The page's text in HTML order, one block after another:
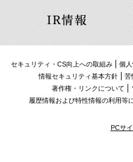
セキュリティ・CS向上への取組み 個
情報セキュリティ基本方針
苦
著作権・リンクについて
履歴情報および特性情報の利用等
PCサ